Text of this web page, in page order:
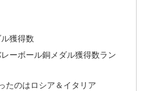
獲得数
ーボール銅メダル獲得数ラン
たのはロシア＆イタリア